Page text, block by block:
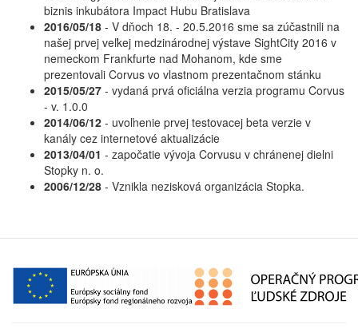
biznis inkubátora Impact Hubu Bratislava
2016/05/18 - V dňoch 18. - 20.5.2016 sme sa zúčastnili na
našej prvej veľkej medzinárodnej výstave SightCity 2016 v
nemeckom Frankfurte nad Mohanom, kde sme
prezentovali Corvus vo vlastnom prezentačnom stánku
2015/05/27 - vydaná prvá oficiálna verzia programu Corvus
- v. 1.0.0
2014/06/12 - uvoľnenie prvej testovacej beta verzie v
kanály cez internetové aktualizácie
2013/04/01 - započatie vývoja Corvusu v chránenej dielni
Stopky n. o.
2006/12/28 - Vznikla nezisková organizácia Stopka.